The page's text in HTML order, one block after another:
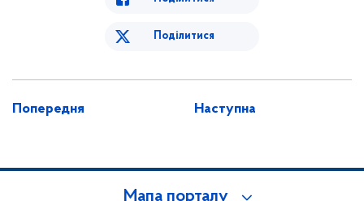
Поділитися
Попередня Наступна
Мапа порталу